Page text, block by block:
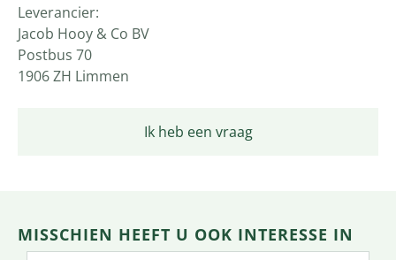
Ik heb een vraag
Leverancier:
Jacob Hooy & Co BV
Postbus 70
1906 ZH Limmen
MISSCHIEN HEEFT U OOK INTERESSE IN